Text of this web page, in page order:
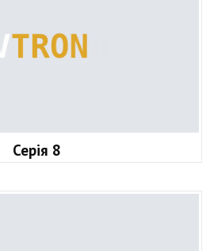
Серія 8